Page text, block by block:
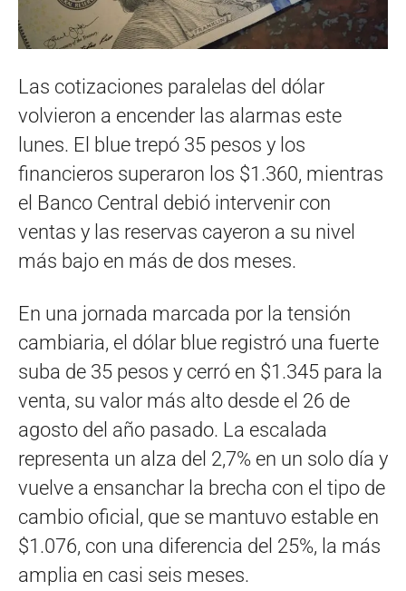
Las cotizaciones paralelas del dólar
volvieron a encender las alarmas este
lunes. El blue trepó 35 pesos y los
financieros superaron los $1.360, mientras
el Banco Central debió intervenir con
ventas y las reservas cayeron a su nivel
más bajo en más de dos meses.
En una jornada marcada por la tensión
cambiaria, el dólar blue registró una fuerte
suba de 35 pesos y cerró en $1.345 para la
venta, su valor más alto desde el 26 de
agosto del año pasado. La escalada
representa un alza del 2,7% en un solo día y
vuelve a ensanchar la brecha con el tipo de
cambio oficial, que se mantuvo estable en
$1.076, con una diferencia del 25%, la más
amplia en casi seis meses.